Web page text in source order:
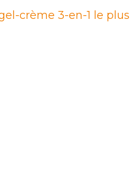
crème 3-en-1 le